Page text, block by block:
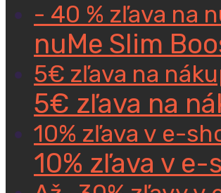
- 40 % zľava na
nuMe Slim
5€ zľava na
5€ zľava na
10% zľava v e-
10% zľava v